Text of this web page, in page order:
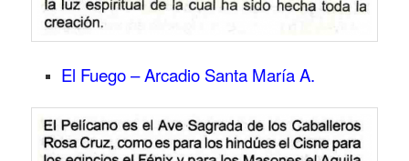
El Fuego – Arcadio Santa María A.